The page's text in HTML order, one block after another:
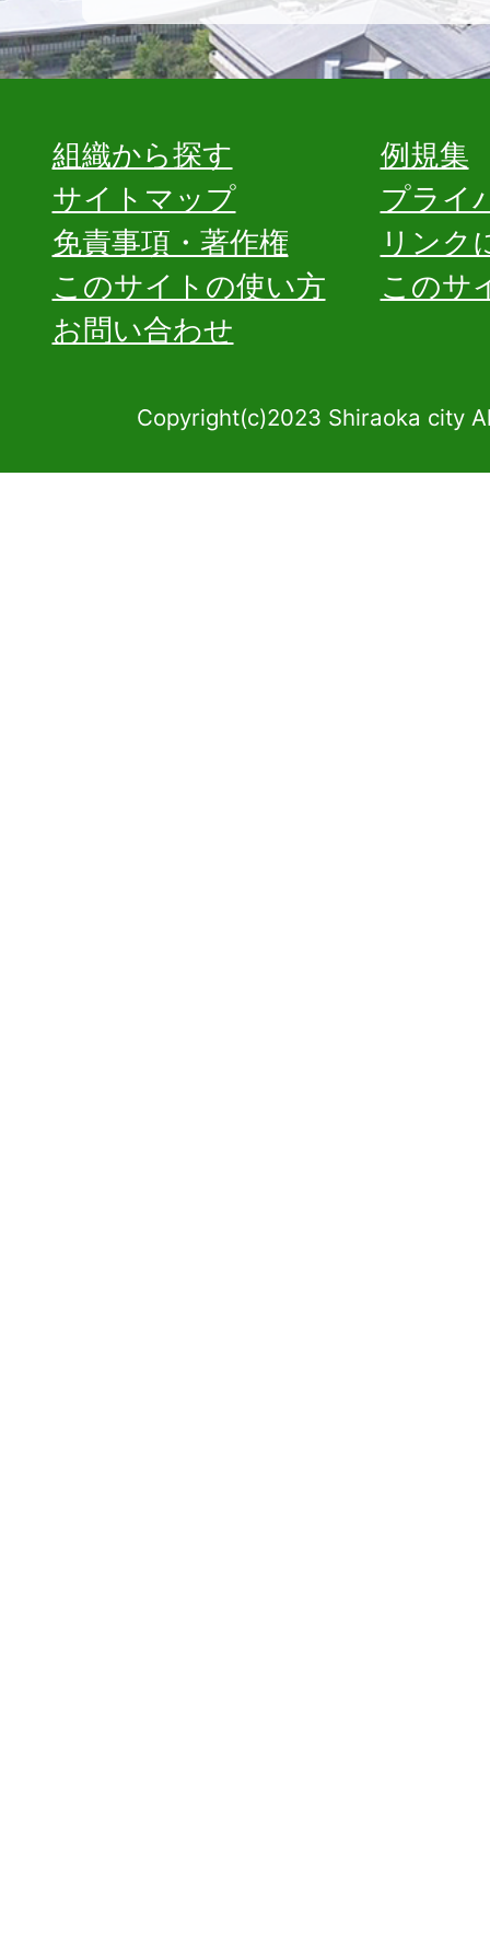
組織から探す
例規集
サイトマップ
プライ
免責事項・著作権
リンク
このサイトの使い方
このサ
お問い合わせ
Copyright(c)2023 Shiraoka city